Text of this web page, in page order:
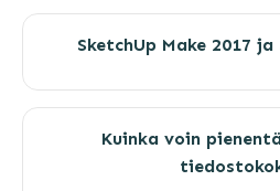
SketchUp Make 2017
Kuinka voin